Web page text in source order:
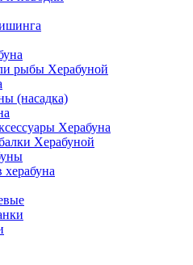
рыбы Херабуной
(насадка)
Херабуна
Херабуной
херабуна